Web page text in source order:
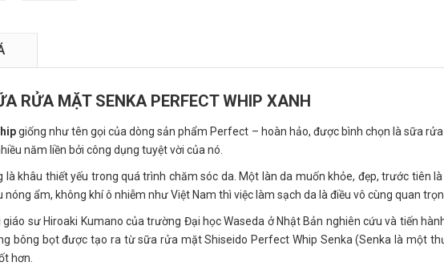
RỬA MẶT SENKA PERFECT WHIP XANH
giống như tên gọi của dòng sản phẩm Perfect – hoàn hảo, được bình chọn là sữa
năm liền bởi công dụng tuyệt vời của nó.
là khâu thiết yếu trong quá trình chăm sóc da. Một làn da muốn khỏe, đẹp, trước tiên là
ẩm, không khí ô nhiễm như Việt Nam thì việc làm sạch da là điều vô cùng quan
giáo sư Hiroaki Kumano của trường Đại học Waseda ở Nhật Bản nghiên cứu và tiến
bông bọt được tạo ra từ sữa rửa mặt Shiseido Perfect Whip Senka (Senka là một
hơn.